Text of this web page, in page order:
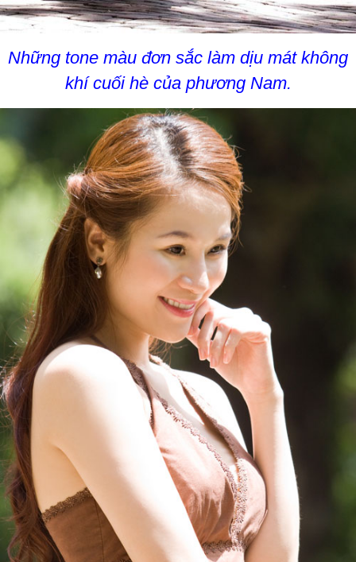
Những tone màu đơn sắc làm dịu mát không
khí cuối hè của phương Nam.